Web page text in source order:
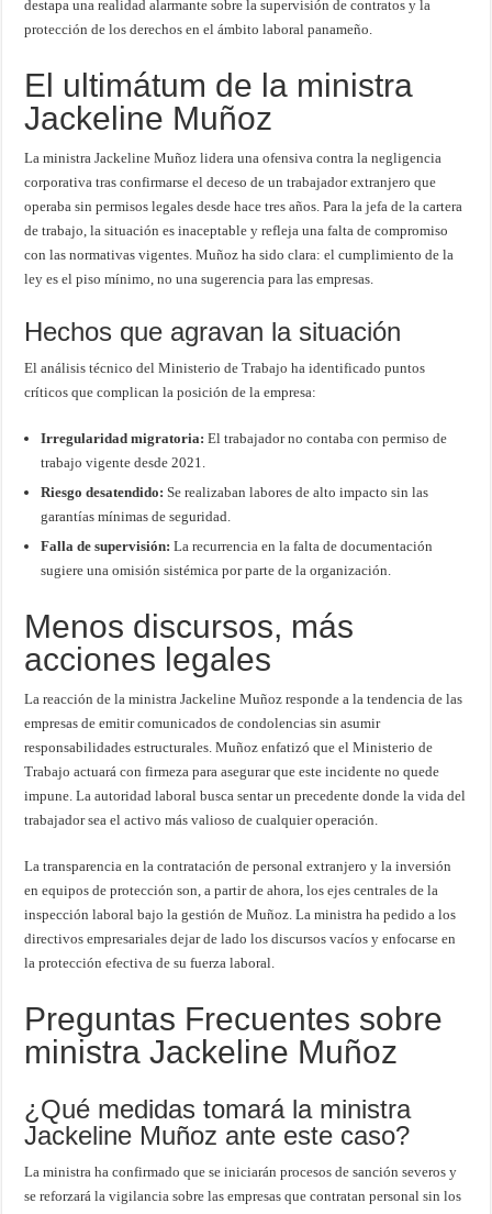
destapa una realidad alarmante sobre la supervisión de contratos y la
protección de los derechos en el ámbito laboral panameño.
El ultimátum de la ministra
Jackeline Muñoz
La ministra Jackeline Muñoz lidera una ofensiva contra la negligencia
corporativa tras confirmarse el deceso de un trabajador extranjero que
operaba sin permisos legales desde hace tres años. Para la jefa de la cartera
de trabajo, la situación es inaceptable y refleja una falta de compromiso
con las normativas vigentes. Muñoz ha sido clara: el cumplimiento de la
ley es el piso mínimo, no una sugerencia para las empresas.
Hechos que agravan la situación
El análisis técnico del Ministerio de Trabajo ha identificado puntos
críticos que complican la posición de la empresa:
Irregularidad migratoria: El trabajador no contaba con permiso de
trabajo vigente desde 2021.
Riesgo desatendido: Se realizaban labores de alto impacto sin las
garantías mínimas de seguridad.
Falla de supervisión: La recurrencia en la falta de documentación
sugiere una omisión sistémica por parte de la organización.
Menos discursos, más
acciones legales
La reacción de la ministra Jackeline Muñoz responde a la tendencia de las
empresas de emitir comunicados de condolencias sin asumir
responsabilidades estructurales. Muñoz enfatizó que el Ministerio de
Trabajo actuará con firmeza para asegurar que este incidente no quede
impune. La autoridad laboral busca sentar un precedente donde la vida del
trabajador sea el activo más valioso de cualquier operación.
La transparencia en la contratación de personal extranjero y la inversión
en equipos de protección son, a partir de ahora, los ejes centrales de la
inspección laboral bajo la gestión de Muñoz. La ministra ha pedido a los
directivos empresariales dejar de lado los discursos vacíos y enfocarse en
la protección efectiva de su fuerza laboral.
Preguntas Frecuentes sobre
ministra Jackeline Muñoz
¿Qué medidas tomará la ministra
Jackeline Muñoz ante este caso?
La ministra ha confirmado que se iniciarán procesos de sanción severos y
se reforzará la vigilancia sobre las empresas que contratan personal sin los